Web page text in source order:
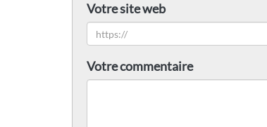
Votre site web
Votre commentaire